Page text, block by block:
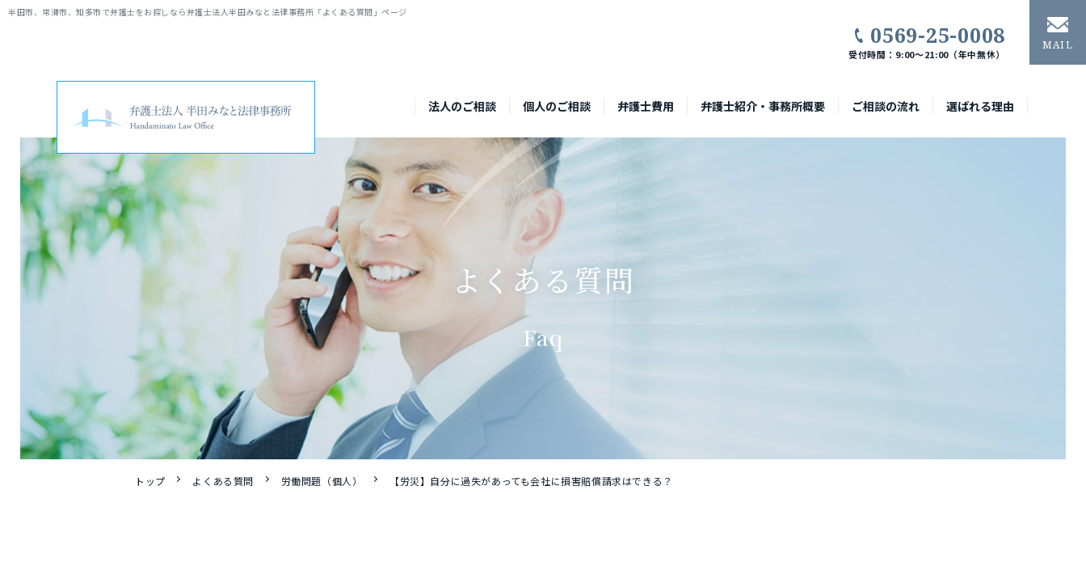
半田市、常滑市、知多市で弁護士をお探しなら弁護士法人半田みなと法律事務所「よくある質問」ページ
法人のご相談 個人のご相談 弁護士費用 弁護士紹介・事務所概要 ご相談の流れ 選ばれる理由
0569-25-0008
受付時間：9:00〜21:00（年中無休）
MAIL
よくある質問
Faq
トップ よくある質問 労働問題（個人） 【労災】自分に過失があっても会社に損害賠償請求はできる？